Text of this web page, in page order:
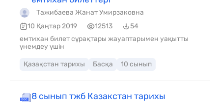
Тажибаева Жанат Умирзаковна
10 Қаңтар 2019
12513
54
емтихан билет сұрақтары жауаптарымен уақытты
үнемдеу үшін
Қазақстан тарихы Басқа 10 сынып
8 сынып тжб Казакстан тарихы